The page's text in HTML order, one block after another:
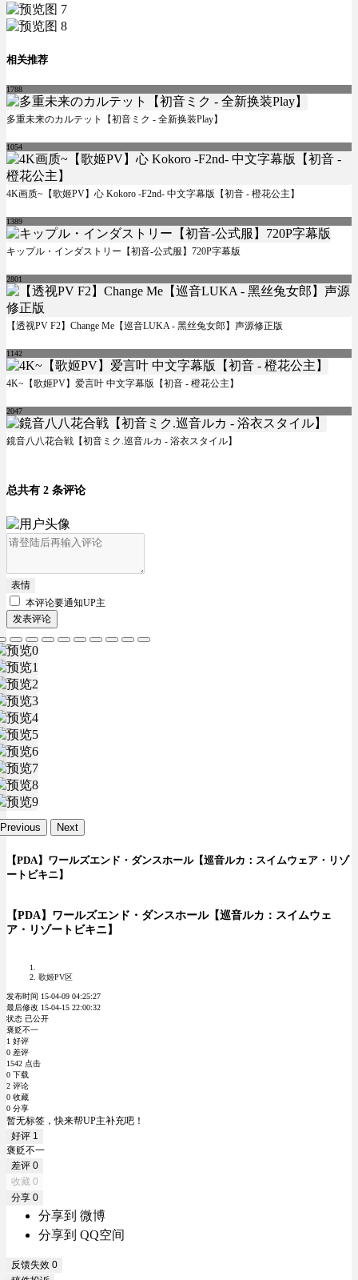
相关推荐
1788
多重未来のカルテット【初音ミク - 全新换装Play】
1054
4K画质~【歌姬PV】心 Kokoro -F2nd- 中文字幕版【初音 - 橙花公主】
1389
キップル・インダストリー【初音-公式服】720P字幕版
2801
【透视PV F2】Change Me【巡音LUKA - 黑丝兔女郎】声源修正版
1142
4K~【歌姬PV】爱言叶 中文字幕版【初音 - 橙花公主】
2047
鏡音八八花合戦【初音ミク.巡音ルカ - 浴衣スタイル】
总共有 2 条评论
表情
本评论要通知UP主
发表评论
Previous Next
【PDA】ワールズエンド・ダンスホール【巡音ルカ：スイムウェア・リゾ
ートビキニ】
【PDA】ワールズエンド・ダンスホール【巡音ルカ：スイムウェ
ア・リゾートビキニ】
歌姬PV区
发布时间 15-04-09 04:25:27
最后修改 15-04-15 22:00:32
状态 已公开
褒贬不一
1 好评
0 差评
1542 点击
0 下载
2 评论
0 收藏
0 分享
暂无标签，快来帮UP主补充吧！
好评 1
褒贬不一
差评 0
收藏 0
分享 0
分享到 微博
分享到 QQ空间
反馈失效 0